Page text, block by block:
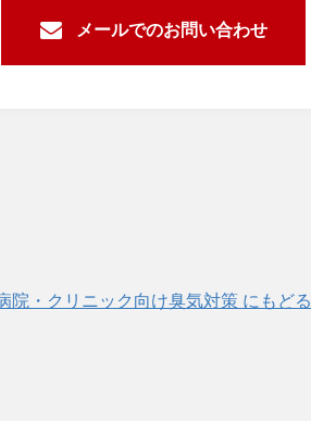
メールでのお問い合わせ
院・クリニック向け臭気対策 にもどる